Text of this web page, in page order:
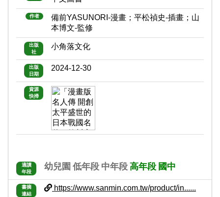
作者
備前YASUNORI-漫畫；平松禎史-插畫；山
本博文-監修
出版
社
小角落文化
出版
日期
2024-12-30
資源
快掃
適讀
年段
幼兒園 低年段 中年段 高年段 國中
書摘
連結
https://www.sanmin.com.tw/product/in......